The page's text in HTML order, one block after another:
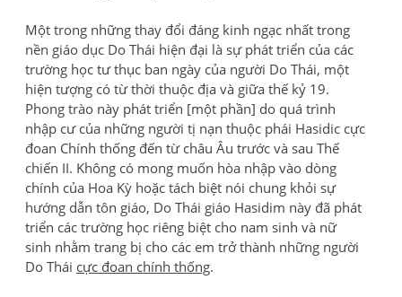
Một trong những thay đổi đáng kinh ngạc nhất trong
nền giáo dục Do Thái hiện đại là sự phát triển của các
trường học tư thục ban ngày của người Do Thái, một
hiện tượng có từ thời thuộc địa và giữa thế kỷ 19.
Phong trào này phát triển [một phần] do quá trình
nhập cư của những người tị nạn thuộc phái Hasidic cực
đoan Chính thống đến từ châu Âu trước và sau Thế
chiến II. Không có mong muốn hòa nhập vào dòng
chính của Hoa Kỳ hoặc tách biệt nói chung khỏi sự
hướng dẫn tôn giáo, Do Thái giáo Hasidim này đã phát
triển các trường học riêng biệt cho nam sinh và nữ
sinh nhằm trang bị cho các em trở thành những người
Do Thái cực đoan chính thống.